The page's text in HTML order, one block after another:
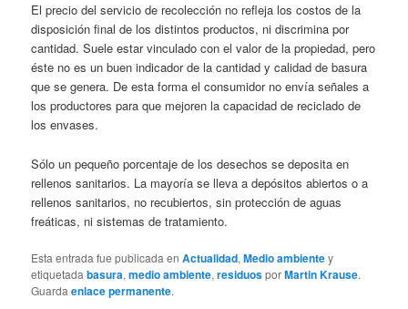
El precio del servicio de recolección no refleja los costos de la
disposición final de los distintos productos, ni discrimina por
cantidad. Suele estar vinculado con el valor de la propiedad, pero
éste no es un buen indicador de la cantidad y calidad de basura
que se genera. De esta forma el consumidor no envía señales a
los productores para que mejoren la capacidad de reciclado de
los envases.
Sólo un pequeño porcentaje de los desechos se deposita en
rellenos sanitarios. La mayoría se lleva a depósitos abiertos o a
rellenos sanitarios, no recubiertos, sin protección de aguas
freáticas, ni sistemas de tratamiento.
Esta entrada fue publicada enActualidad,Medio ambientey
etiquetadabasura,medio ambiente,residuosporMartin Krause.
Guardaenlace permanente.